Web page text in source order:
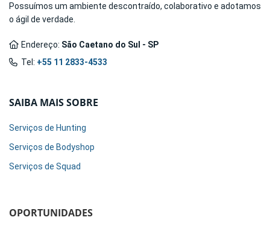
Possuímos um ambiente descontraído, colaborativo e adotamos
o ágil de verdade.
Endereço: São Caetano do Sul - SP
Tel: +55 11 2833-4533
SAIBA MAIS SOBRE
Serviços de Hunting
Serviços de Bodyshop
Serviços de Squad
OPORTUNIDADES